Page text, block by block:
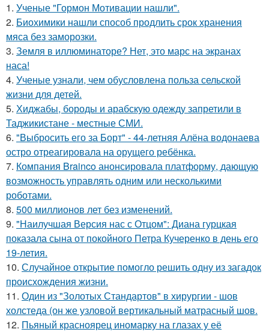
1. Ученые "Гормон Мотивации нашли".
2. Биохимики нашли способ продлить срок хранения
мяса без заморозки.
3. Земля в иллюминаторе? Нет, это марс на экранах
наса!
4. Ученые узнали, чем обусловлена польза сельской
жизни для детей.
5. Хиджабы, бороды и арабскую одежду запретили в
Таджикистане - местные СМИ.
6. "Выбросить его за Борт" - 44-летняя Алёна водонаева
остро отреагировала на орущего ребёнка.
7. Компания Brainco анонсировала платформу, дающую
возможность управлять одним или несколькими
роботами.
8. 500 миллионов лет без изменений.
9. "Наилучшая Версия нас с Отцом": Диана гурцкая
показала сына от покойного Петра Кучеренко в день его
19-летия.
10. Случайное открытие помогло решить одну из загадок
происхождения жизни.
11. Один из "Золотых Стандартов" в хирургии - шов
холстеда (он же узловой вертикальный матрасный шов.
12. Пьяный красноярец иномарку на глазах у её